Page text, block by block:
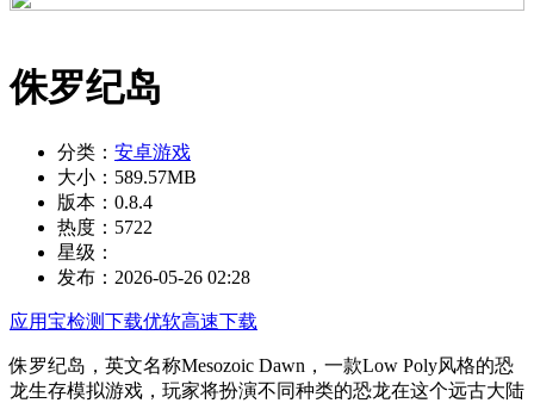
侏罗纪岛
分类： 安卓游戏
大小： 589.57MB
版本： 0.8.4
热度： 5722
星级：
发布： 2026-05-26 02:28
应用宝检测下载优软高速下载
侏罗纪岛，英文名称Mesozoic Dawn，一款Low Poly风格的恐
龙生存模拟游戏，玩家将扮演不同种类的恐龙在这个远古大陆